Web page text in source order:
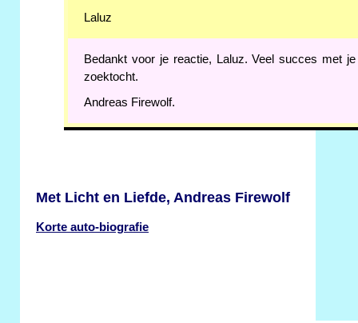
Laluz
Bedankt voor je reactie, Laluz. Veel succes met je
zoektocht.
Andreas Firewolf.
Met Licht en Liefde, Andreas Firewolf
Korte auto-biografie